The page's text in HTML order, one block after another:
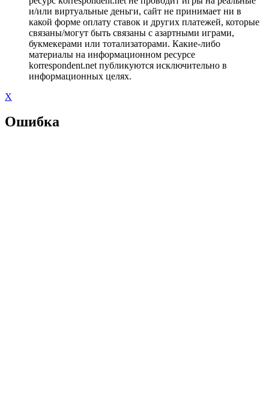
и/или виртуальные деньги, сайт не принимает ни в
какой форме оплату ставок и других платежей, которые
связаны/могут быть связаны с азартными играми,
букмекерами или тотализаторами. Какие-либо
материалы на информационном ресурсе
korrespondent.net публикуются исключительно в
информационных целях.
X
Ошибка